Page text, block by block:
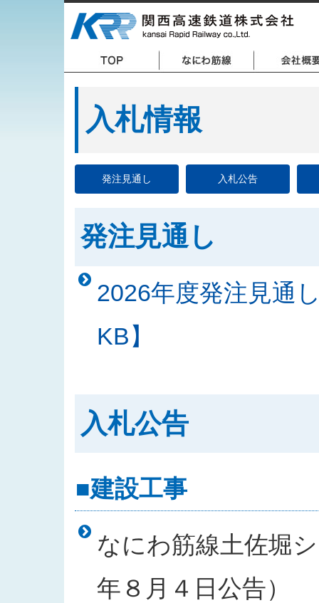
入札情報
発注見通し 入札公告
発注見通し
2026年度発注見通
KB】
入札公告
■建設工事
なにわ筋線土佐堀
年８月４日公告）